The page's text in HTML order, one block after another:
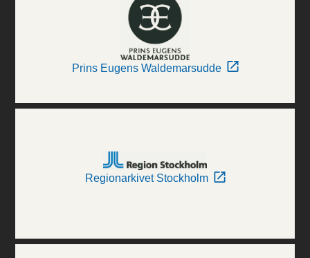
Prins Eugens Waldemarsudde
Regionarkivet Stockholm